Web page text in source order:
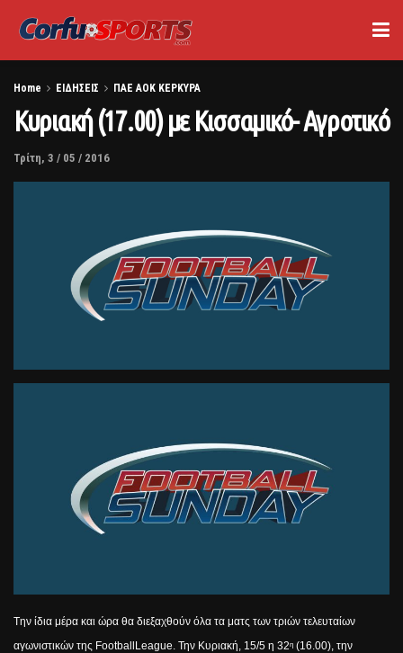
Home ΕΙΔΗΣΕΙΣ ΠΑΕ ΑΟΚ ΚΕΡΚΥΡΑ
Κυριακή (17.00) με Κισσαμικό- Αγροτικό
Τρίτη, 3 / 05 / 2016
Tην ίδια μέρα και ώρα θα διεξαχθούν όλα τα ματς των τριών τελευταίων
αγωνιστικών της Football League. Την Κυριακή, 15/5 η 32η (16.00), την